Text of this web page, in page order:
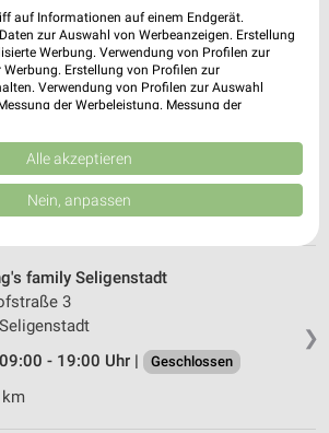
km
❯
family Groß Umstadt
Umstadt
- 18:30 Uhr | Geschlossen
km
❯
family Seligenstadt
3
- 19:00 Uhr |
Geschlossen
auf Informationen auf einem Endgerät.
zur Auswahl von Werbeanzeigen. Erstellung
Werbung. Verwendung von Profilen zur
Erstellung von Profilen zur
Verwendung von Profilen zur Auswahl
der Werbeleistung. Messung der
aus verschiedenen Quellen. Entwicklung und
Verwendung reduzierter Daten zur Auswahl
der Europäischen Union weitergegeben und in die
(1 IAB-Anbieter)
Zwecke:
Zugriff auf Informationen
Alle akzeptieren
Nein, anpassen